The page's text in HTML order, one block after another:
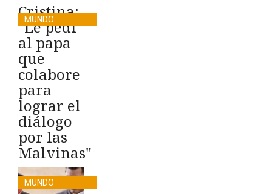
Cristina:
"Le pedí
al papa
que
colabore
para
lograr el
diálogo
por las
Malvinas"
MUNDO
MUNDO